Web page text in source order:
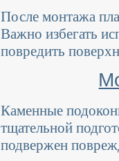
После монтажа
Важно избегать
повредить
Каменные
тщательной
подвержен